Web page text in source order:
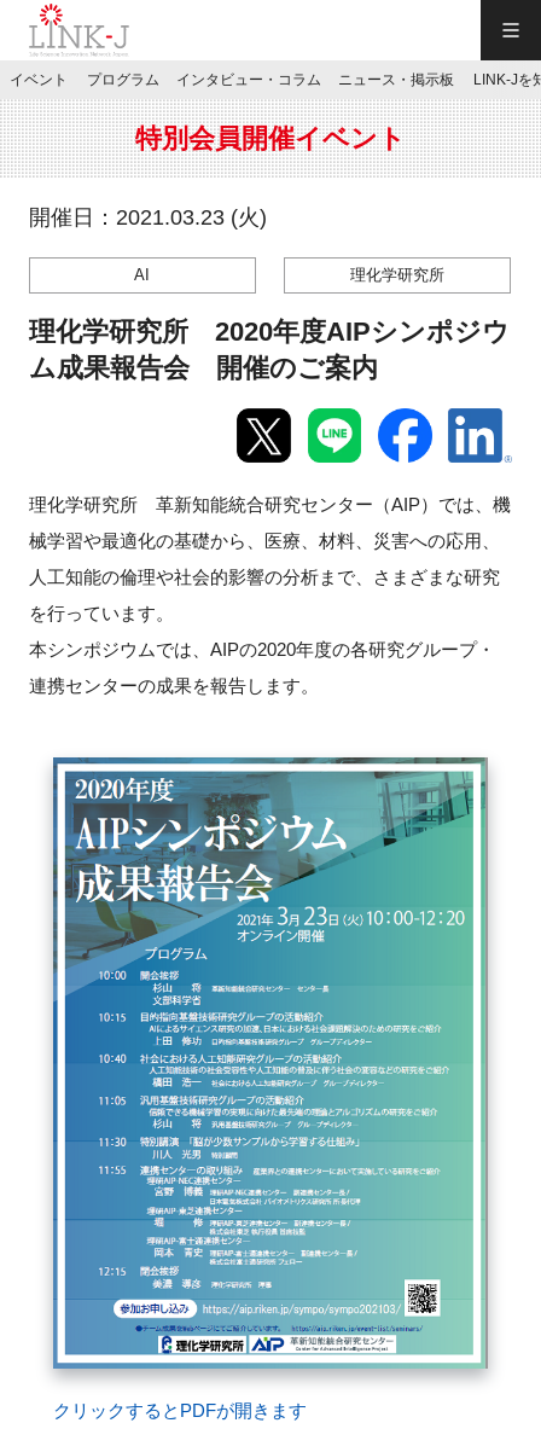
JP／EN
特別会員専用メニュー
施設ご予約
マイページ
新規登録
イベント
インタビュー・コラム
ニュース・掲示板
LINK-Jを知る
特別会員
イベントお知らせメール登録
イベント プログラム インタビュー・コラム ニュース・掲示板 LINK-Jを
特別会員開催イベント
開催日：2021.03.23 (火)
AI 理化学研究所
理化学研究所 2020年度AIPシンポジウ
ム成果報告会 開催のご案内
理化学研究所 革新知能統合研究センター（AIP）では、機
械学習や最適化の基礎から、医療、材料、災害への応用、
人工知能の倫理や社会的影響の分析まで、さまざまな研究
を行っています。
本シンポジウムでは、AIPの2020年度の各研究グループ・
連携センターの成果を報告します。
クリックするとPDFが開きます